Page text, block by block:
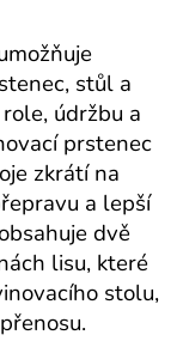
stůl a
údržbu a
prstenec
zkrátí na
a lepší
dvě
lisu, které
stolu,